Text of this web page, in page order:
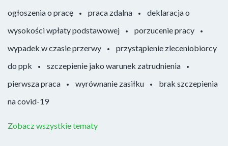
ogłoszenia o pracę praca zdalna
deklaracja o
wysokości wpłaty podstawowej
porzucenie pracy
wypadek w czasie przerwy
przystąpienie zleceniobiorcy
do ppk
szczepienie jako warunek zatrudnienia
pierwsza praca
wyrównanie zasiłku
brak szczepienia
na covid-19
Zobacz wszystkie tematy